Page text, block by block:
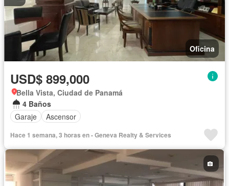
Oficina
USD$ 899,000
Bella Vista, Ciudad de Panamá
4 Baños
Garaje
Ascensor
Hace 1 semana, 3 horas en - Geneva Realty & Services